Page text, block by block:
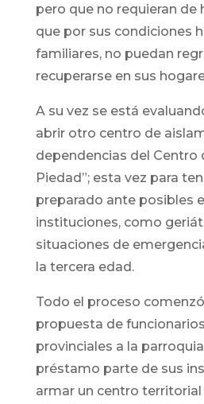
pero que no requieran de
que por sus condiciones
familiares, no puedan
recuperarse en sus
A su vez se está
abrir otro centro de
dependencias del Centro
Piedad”; esta vez para
preparado ante posibles
instituciones, como
situaciones de
la tercera edad.
Todo el proceso
propuesta de
provinciales a la
préstamo parte de sus
armar un centro